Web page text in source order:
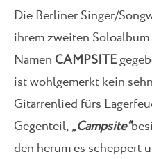
Die Berliner Singer/
ihrem zweiten Soloalbum
Namen CAMPSITE
ist wohlgemerkt kein
Gitarrenlied fürs
Gegenteil,„Campsite“
den herum es scheppert